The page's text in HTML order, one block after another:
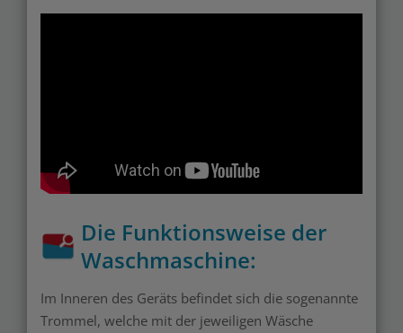
Die Funktionsweise der
Waschmaschine:
Im Inneren des Geräts befindet sich die sogenannte
Trommel, welche mit der jeweiligen Wäsche